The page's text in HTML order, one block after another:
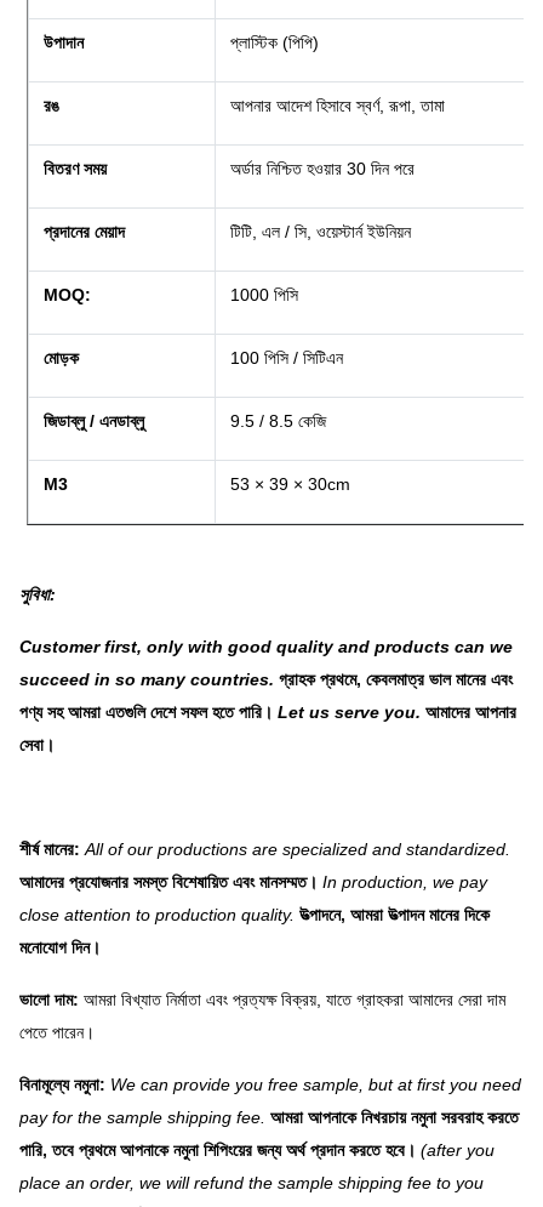
উপাদান প্লাস্টিক (পিপি)
রঙ আপনার আদেশ হিসাবে স্বর্ণ, রূপা, তামা
বিতরণ সময় অর্ডার নিশ্চিত হওয়ার 30 দিন পরে
প্রদানের মেয়াদ টিটি, এল / সি, ওয়েস্টার্ন ইউনিয়ন
MOQ: 1000 পিসি
মোড়ক 100 পিসি / সিটিএন
জিডাব্লু / এনডাব্লু 9.5 / 8.5 কেজি
M3 53 × 39 × 30cm
সুবিধা:
Customer first, only with good quality and products can we
succeed in so many countries. গ্রাহক প্রথমে, কেবলমাত্র ভাল মানের এবং
পণ্য সহ আমরা এতগুলি দেশে সফল হতে পারি। Let us serve you. আমাদের আপনার
সেবা।
শীর্ষ মানের: All of our productions are specialized and standardized.
আমাদের প্রযোজনার সমস্ত বিশেষায়িত এবং মানসম্মত। In production, we pay
close attention to production quality. উত্পাদনে, আমরা উত্পাদন মানের দিকে
মনোযোগ দিন।
ভালো দাম: আমরা বিখ্যাত নির্মাতা এবং প্রত্যক্ষ বিক্রয়, যাতে গ্রাহকরা আমাদের সেরা দাম
পেতে পারেন।
বিনামূল্যে নমুনা: We can provide you free sample, but at first you need
pay for the sample shipping fee. আমরা আপনাকে নিখরচায় নমুনা সরবরাহ করতে
পারি, তবে প্রথমে আপনাকে নমুনা শিপিংয়ের জন্য অর্থ প্রদান করতে হবে। (after you
place an order, we will refund the sample shipping fee to you